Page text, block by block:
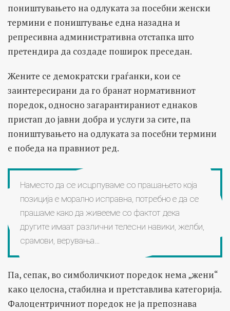
поништувањето на одлуката за посебни женски
термини е поништување една назадна и
репресивна административна отстапка што
претендира да создаде поширок преседан.
Жените се демократски граѓанки, кои се
заинтересирани да го бранат нормативниот
поредок, односно загарантираниот еднаков
пристап до јавни добра и услуги за сите, па
поништувањето на одлуката за посебни термини
е победа на правниот ред.
Наместо да се исцрпуваме со прашањето која
позиција е морално исправна, потребно е да се
прашаме како да живееме со фактот дека
другите имаат различни телесни навики, желби,
срамови, верувања…
Па, сепак, во симболичкиот поредок нема „жени“
како целосна, стабилна и претставлива категорија.
Фалоцентричниот поредок не ја препознава